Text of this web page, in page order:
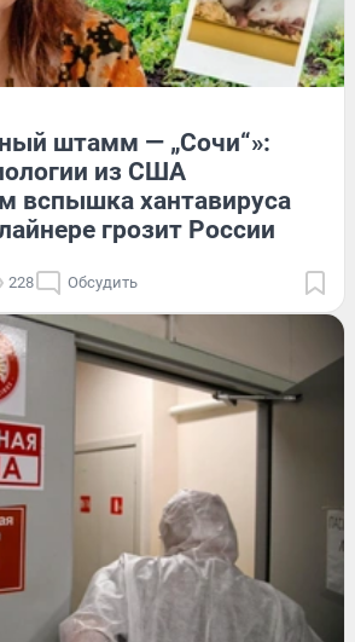
штамм — „Сочи“»:
из США
вспышка хантавируса
грозит России
228 Обсудить